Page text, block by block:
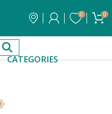
0 0
CATEGORIES